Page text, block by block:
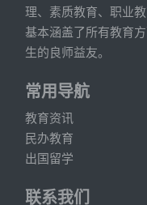
理、素质教育、职业
基本涵盖了所有教育
生的良师益友。
常用导航
教育资讯
民办教育
出国留学
联系我们